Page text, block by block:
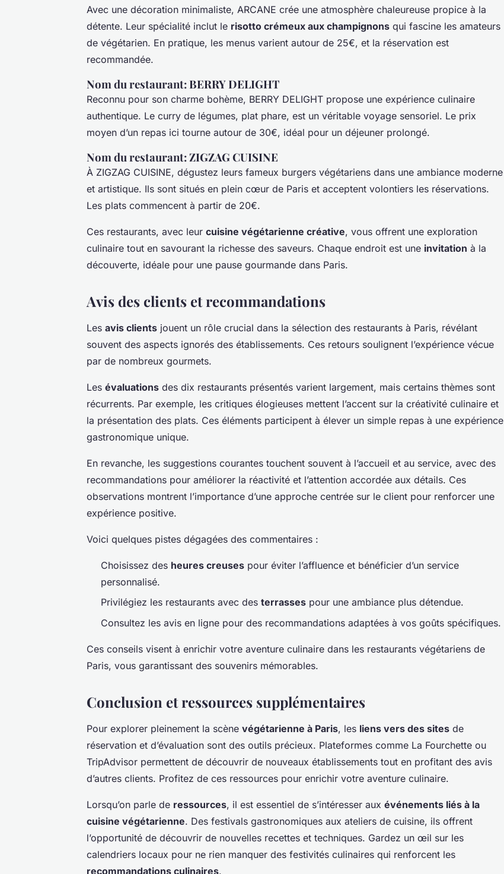
Avec une décoration minimaliste, ARCANE crée une atmosphère chaleureuse propice à la
détente. Leur spécialité inclut le risotto crémeux aux champignons qui fascine les amateurs
de végétarien. En pratique, les menus varient autour de 25€, et la réservation est
recommandée.
Nom du restaurant: BERRY DELIGHT
Reconnu pour son charme bohème, BERRY DELIGHT propose une expérience culinaire
authentique. Le curry de légumes, plat phare, est un véritable voyage sensoriel. Le prix
moyen d’un repas ici tourne autour de 30€, idéal pour un déjeuner prolongé.
Nom du restaurant: ZIGZAG CUISINE
À ZIGZAG CUISINE, dégustez leurs fameux burgers végétariens dans une ambiance moderne
et artistique. Ils sont situés en plein cœur de Paris et acceptent volontiers les réservations.
Les plats commencent à partir de 20€.
Ces restaurants, avec leur cuisine végétarienne créative, vous offrent une exploration
culinaire tout en savourant la richesse des saveurs. Chaque endroit est une invitation à la
découverte, idéale pour une pause gourmande dans Paris.
Avis des clients et recommandations
Les avis clients jouent un rôle crucial dans la sélection des restaurants à Paris, révélant
souvent des aspects ignorés des établissements. Ces retours soulignent l’expérience vécue
par de nombreux gourmets.
Les évaluations des dix restaurants présentés varient largement, mais certains thèmes sont
récurrents. Par exemple, les critiques élogieuses mettent l’accent sur la créativité culinaire et
la présentation des plats. Ces éléments participent à élever un simple repas à une expérience
gastronomique unique.
En revanche, les suggestions courantes touchent souvent à l’accueil et au service, avec des
recommandations pour améliorer la réactivité et l’attention accordée aux détails. Ces
observations montrent l’importance d’une approche centrée sur le client pour renforcer une
expérience positive.
Voici quelques pistes dégagées des commentaires :
Choisissez des heures creuses pour éviter l’affluence et bénéficier d’un service
personnalisé.
Privilégiez les restaurants avec des terrasses pour une ambiance plus détendue.
Consultez les avis en ligne pour des recommandations adaptées à vos goûts spécifiques.
Ces conseils visent à enrichir votre aventure culinaire dans les restaurants végétariens de
Paris, vous garantissant des souvenirs mémorables.
Conclusion et ressources supplémentaires
Pour explorer pleinement la scène végétarienne à Paris, les liens vers des sites de
réservation et d’évaluation sont des outils précieux. Plateformes comme La Fourchette ou
TripAdvisor permettent de découvrir de nouveaux établissements tout en profitant des avis
d’autres clients. Profitez de ces ressources pour enrichir votre aventure culinaire.
Lorsqu’on parle de ressources, il est essentiel de s’intéresser aux événements liés à la
cuisine végétarienne. Des festivals gastronomiques aux ateliers de cuisine, ils offrent
l’opportunité de découvrir de nouvelles recettes et techniques. Gardez un œil sur les
calendriers locaux pour ne rien manquer des festivités culinaires qui renforcent les
recommandations culinaires.